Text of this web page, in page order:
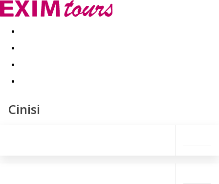
Akční nabídky Last minute
Cinisi